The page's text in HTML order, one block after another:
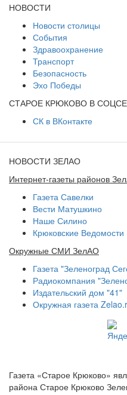
НОВОСТИ
Новости столицы
События
Здравоохранение
Транспорт
Безопасность
Эхо Победы
СТАРОЕ КРЮКОВО В
СК в ВКонтакте
НОВОСТИ ЗЕЛАО
Интернет-газеты районов
Газета Савелки
Вести Матушкино
Наше Силино
Крюковские Ведомости
Окружные СМИ ЗелАО
Газета "Зеленоград
Радиокомпания
Издательский дом "41"
Окружная газета
Газета «Старое Крюково»
района Старое Крюково